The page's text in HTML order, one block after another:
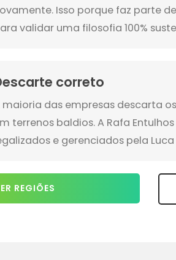
Isso porque faz parte
validar uma filosofia 100%
correto
maioria das empresas descarta
terrenos baldios. A Rafa
e gerenciados pela
REGIÕES